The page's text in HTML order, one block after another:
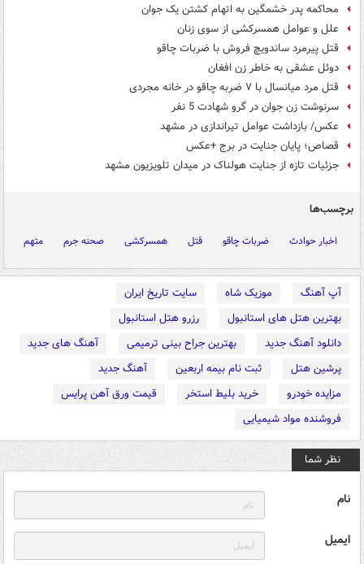
محاکمه پدر خشمگین به اتهام کشتن یک جوان
علل و عوامل همسرکشی از سوی زنان
قتل پیرمرد ساندویچ فروش با ضربات چاقو
دوئل عشقی به خاطر زن افغان
قتل مرد میانسال با ۷ ضربه چاقو در خانه مجردی
سرنوشت زن جوان در گرو شهادت 5 نفر
عکس/ بازداشت عوامل تیراندازی در مشهد
قصاص؛ پایان جنایت در برج +عکس
جزئیات تازه از جنایت هولناک در میدان تلویزیون مشهد
برچسب‌ها
اخبار حوادث ضربات چاقو قتل همسرکشی صحنه جرم متهم
آپ آهنگ موزیک شاه
سایت تاریخ ایران
بهترین هتل های استانبول
رزرو هتل استانبول
دانلود آهنگ جدید
بهترین جراح بینی ترمیمی
آهنگ های جدید
پرشین هتل
ثبت نام بیمه اربعین
آهنگ جدید
مزایده خودرو
خرید بلیط استخر
قیمت ورق آهن پرایس
فروشنده مواد شیمیایی
نظر شما
نام
ایمیل